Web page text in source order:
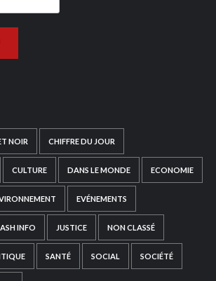
NOIR CHIFFRE DU JOUR
CULTURE DANS LE MONDE ECONOMIE
EVÉNEMENTS
INFO JUSTICE NON CLASSÉ
SANTÉ SOCIAL SOCIÉTÉ